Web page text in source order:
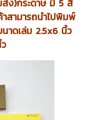
ง)กระดาษ มี 5 สี
สามารถนำไปพิมพ์
าดเล่ม 2.5x6 นิ้ว